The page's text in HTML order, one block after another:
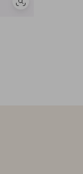
Se